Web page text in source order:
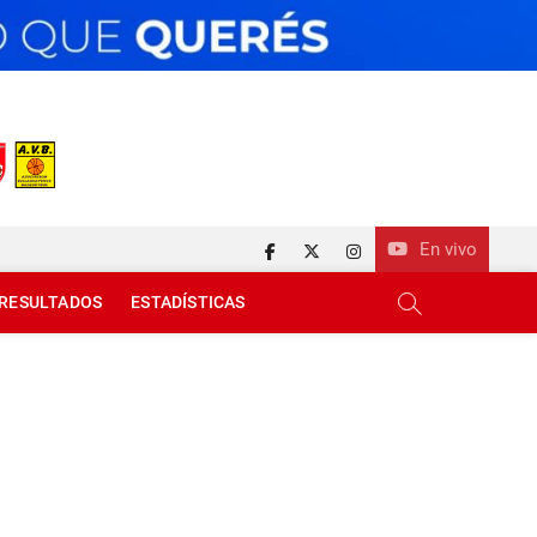
En vivo
facebook
twitterinstagram
RESULTADOS ESTADÍSTICAS